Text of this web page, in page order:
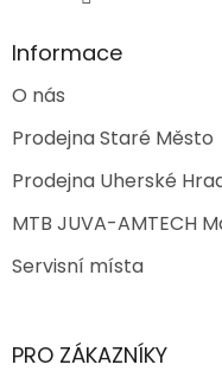
Informace
O nás
Prodejna Staré Město
Prodejna Uherské
MTB JUVA-AMTECH
Servisní místa
PRO ZÁKAZNÍKY